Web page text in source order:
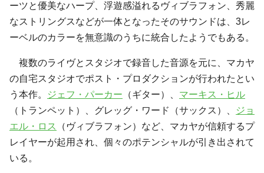
ーツと優美なハープ、浮遊感溢れるヴィブラフォン、秀麗
なストリングスなどが一体となったそのサウンドは、3レ
ーベルのカラーを無意識のうちに統合したようでもある。
複数のライヴとスタジオで録音した音源を元に、マカヤ
の自宅スタジオでポスト・プロダクションが行われたとい
う本作。
ジェフ・パーカー （ギター）、 マーキス・ヒル
（トランペット）、グレッグ・ワード（サックス）、
ジョ
エル・ロス
（ヴィブラフォン）など、マカヤが信頼するプ
レイヤーが起用され、個々のポテンシャルが引き出されて
いる。